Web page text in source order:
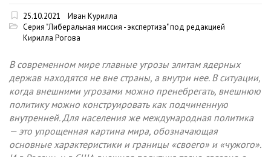
25.10.2021
Иван Курилла
Серия "Либеральная миссия - экспертиза" под редакцией
Кирилла Рогова
В современном мире главные угрозы элитам ядерных
держав находятся не вне страны, а внутри нее. В ситуации,
когда внешними угрозами можно пренебрегать, внешнюю
политику можно конструировать как подчиненную
внутренней. Для населения же международная политика
— это упрощенная картина мира, обозначающая
основные характеристики и границы «своего» и «чужого».